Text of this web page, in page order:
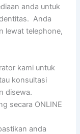
anda untuk
Anda
lewat telephone,
kami untuk
konsultasi
disewa.
secara ONLINE
anda